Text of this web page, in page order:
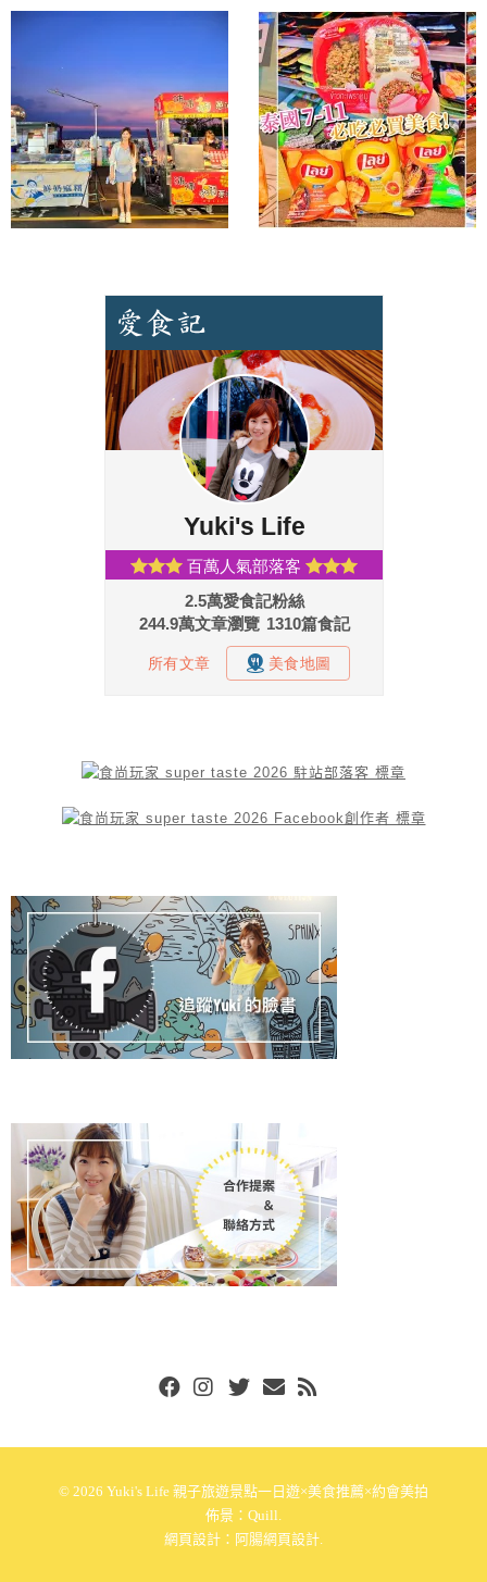
© 2026 Yuki's Life 親子旅遊景點一日遊×美食推薦×約會美拍
佈景： Quill.
網頁設計： 阿腸網頁設計.